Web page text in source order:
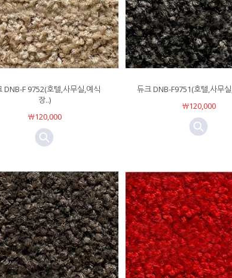
DNB-F 9752(호텔,사무실,예식
장..)
￦120,000
듀크 DNB-F9751(호텔,사무
￦120,000